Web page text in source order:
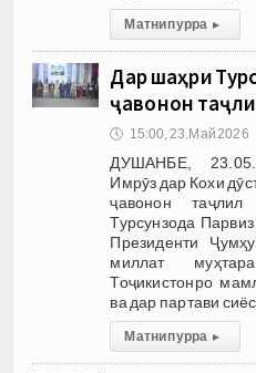
Матни пурра ▸
Дар шаҳри
ҷавонон
🕔 15:00, 23.Май 2026
ДУШАНБЕ,
Имрӯз дар Кохи
ҷавонон
Турсунзода
Президенти
миллат
Тоҷикистонро
ва дар партави
Матни пурра ▸